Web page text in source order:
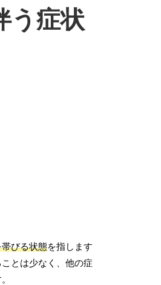
う症状
びる状態を指します
とは少なく、他の症